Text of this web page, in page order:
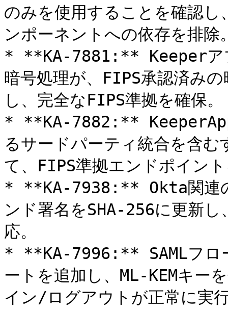
のみを使用することを確認
ンポーネントへの依存を排除
* **KA-7881:** Keeperア
暗号処理が、FIPS承認済み
し、完全なFIPS準拠を確保。
* **KA-7882:** KeeperApp
るサードパーティ統合を含
て、FIPS準拠エンドポイン
* **KA-7938:** Okta関連の
ンド署名をSHA-256に更新
応。
* **KA-7996:** SAMLフロー
ートを追加し、ML-KEMキー
イン/ログアウトが正常に実